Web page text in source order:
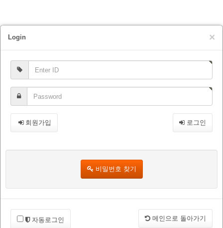
×
Login
로그인
회원가입
비밀번호 찾기
자동로그인 메인으로 돌아가기